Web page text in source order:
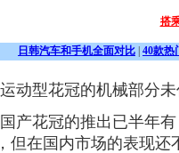
搭
日韩汽车和手机全面对比 40款热
运动型花冠的机械部分
国产花冠的推出已半年
但在国内市场的表现还